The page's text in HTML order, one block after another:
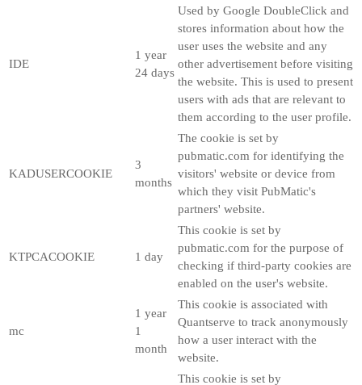
IDE
1 year
24 days
Used by Google DoubleClick and
stores information about how the
user uses the website and any
other advertisement before visiting
the website. This is used to present
users with ads that are relevant to
them according to the user profile.
KADUSERCOOKIE
3
months
The cookie is set by
pubmatic.com for identifying the
visitors' website or device from
which they visit PubMatic's
partners' website.
KTPCACOOKIE 1 day
This cookie is set by
pubmatic.com for the purpose of
checking if third-party cookies are
enabled on the user's website.
mc
1 year
1
month
This cookie is associated with
Quantserve to track anonymously
how a user interact with the
website.
This cookie is set by